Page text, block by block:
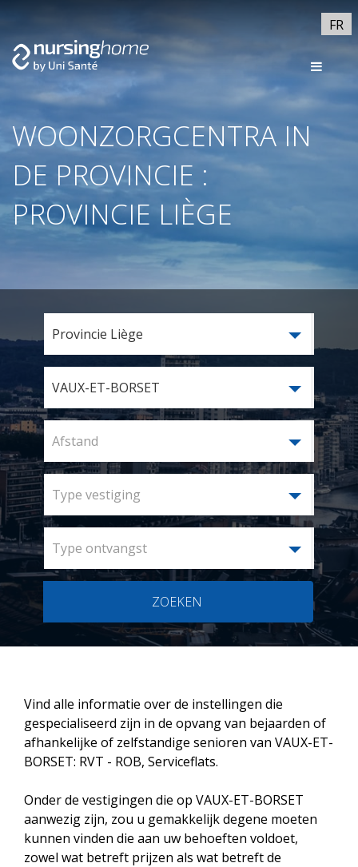
FR
WOONZORGCENTRA IN
DE PROVINCIE :
PROVINCIE LIÈGE
Provincie Liège
VAUX-ET-BORSET
Afstand
Type vestiging
Type ontvangst
ZOEKEN
Vind alle informatie over de instellingen die
gespecialiseerd zijn in de opvang van bejaarden of
afhankelijke of zelfstandige senioren van VAUX-ET-
BORSET: RVT - ROB, Serviceflats.
Onder de vestigingen die op VAUX-ET-BORSET
aanwezig zijn, zou u gemakkelijk degene moeten
kunnen vinden die aan uw behoeften voldoet,
zowel wat betreft prijzen als wat betreft de